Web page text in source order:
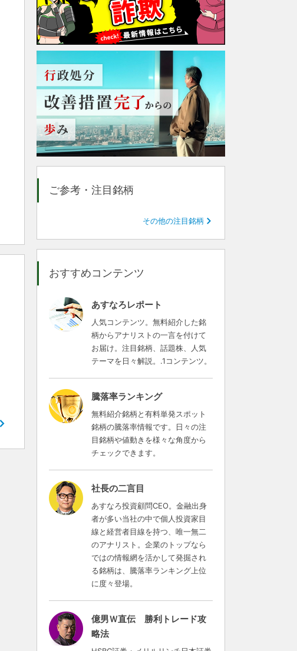
ご参考・注目銘柄
その他の注目銘柄
おすすめコンテンツ
あすなろレポート
人気コンテンツ。無料紹介した銘
柄からアナリストの一言を付けて
お届け。注目銘柄、話題株、人気
テーマを日々解説。.1コンテンツ。
騰落率ランキング
無料紹介銘柄と有料単発スポット
銘柄の騰落率情報です。日々の注
目銘柄や値動きを様々な角度から
チェックできます。
社長の二言目
あすなろ投資顧問CEO。金融出身
者が多い当社の中で個人投資家目
線と経営者目線を持つ、唯一無二
のアナリスト。企業のトップなら
ではの情報網を活かして発掘され
る銘柄は、騰落率ランキング上位
に度々登場。
億男Ｗ直伝 勝利トレード攻
略法